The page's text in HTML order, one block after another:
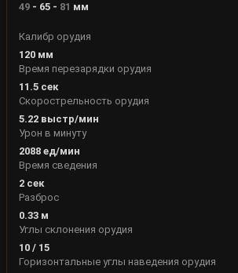
49- 65- 81 мм
Калибр орудия
120мм
Время перезарядки орудия
11.5сек
Скорострельность орудия
5.22выстр/мин
Урон в минуту
2088ед/мин
Время сведения
2сек
Разброс
0.33м
Углы склонения орудия
10 / 15
Горизонтальные углы наведения орудия